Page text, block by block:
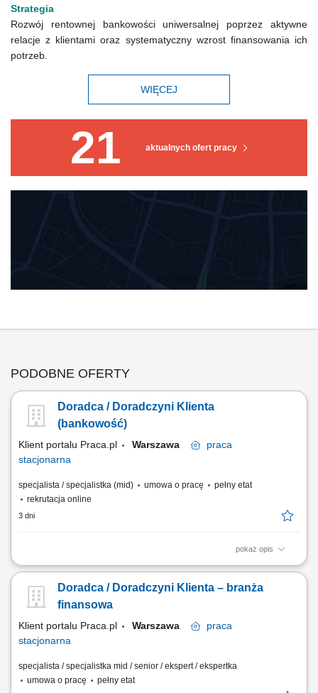
21 aktualnych ofert pracy
Strategia
Rozwój rentownej bankowości uniwersalnej poprzez aktywne
relacje z klientami oraz systematyczny wzrost finansowania ich
potrzeb.
WIĘCEJ
PODOBNE OFERTY
Doradca / Doradczyni Klienta
(bankowość)
Klient portalu Praca.pl Warszawa
praca
stacjonarna
specjalista / specjalistka (mid) umowa o pracę
pełny etat
rekrutacja online
3 dni
pokaż opis
obsługa klientów; utrzymywanie dobrych relacji z klientami; realizacja
firm;
Doradca / Doradczyni Klienta – branża
finansowa
Klient portalu Praca.pl Warszawa
praca
stacjonarna
specjalista / specjalistka mid / senior / ekspert / ekspertka
umowa o pracę
pełny etat